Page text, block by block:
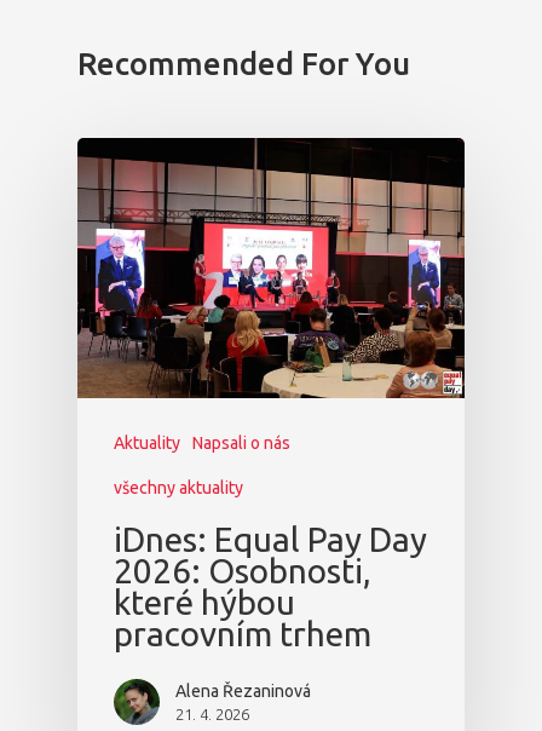
Recommended For You
Aktuality Napsali o nás
všechny aktuality
iDnes: Equal Pay Day
2026: Osobnosti,
které hýbou
pracovním trhem
Alena Řezaninová
21. 4. 2026